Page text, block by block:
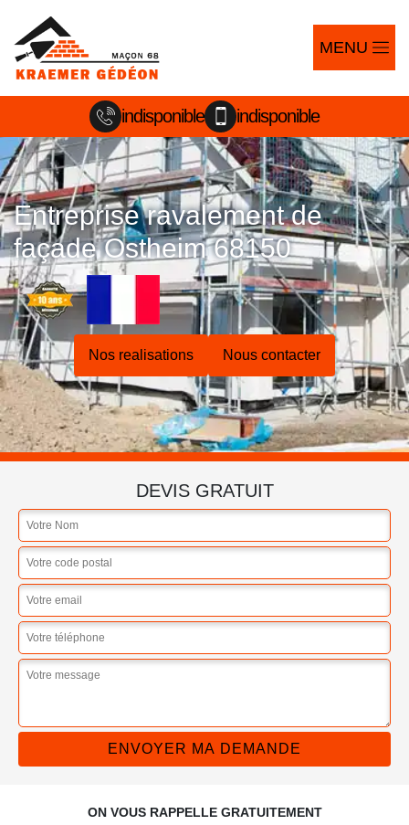
MENU
indisponible indisponible
Entreprise ravalement de
façade Ostheim 68150
Nos realisations Nous contacter
DEVIS GRATUIT
ON VOUS RAPPELLE GRATUITEMENT